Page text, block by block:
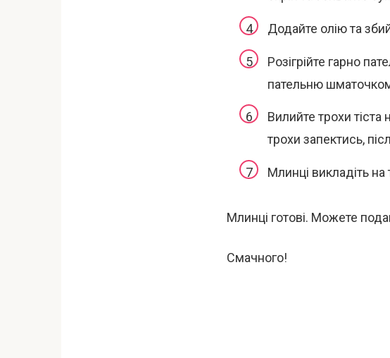
Додайте олію та
Розігрійте гарно
пательню
Вилийте трохи тіста
трохи запектись,
Млинці викладіть
Млинці готові. Можете
Смачного!